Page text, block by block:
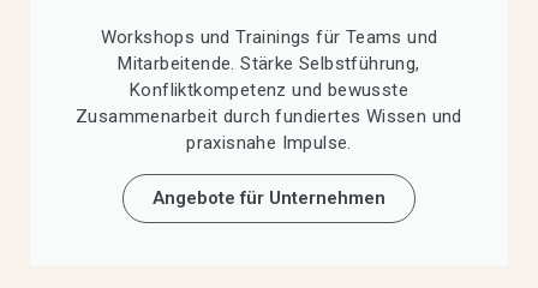
Workshops und Trainings für Teams und
Mitarbeitende. Stärke Selbstführung,
Konfliktkompetenz und bewusste
Zusammenarbeit durch fundiertes Wissen und
praxisnahe Impulse.
Angebote für Unternehmen